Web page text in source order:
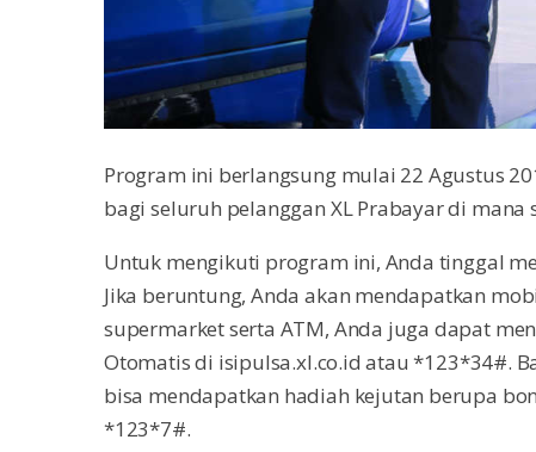
Program ini berlangsung mulai 22 Agustus
bagi seluruh pelanggan XL Prabayar di mana
Untuk mengikuti program ini, Anda tinggal
Jika beruntung, Anda akan mendapatkan
supermarket serta ATM, Anda juga dapat
Otomatis di isipulsa.xl.co.id atau *123*34#.
bisa mendapatkan hadiah kejutan berupa
*123*7#.